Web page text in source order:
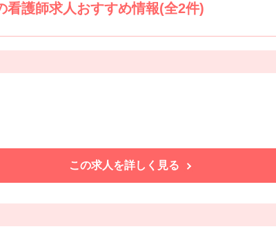
護師求人おすすめ情報(全2件)
この求人を詳しく見る